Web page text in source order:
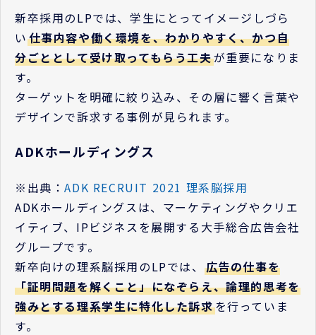
新卒採用のLPでは、学生にとってイメージしづら
い仕事内容や働く環境を、わかりやすく、かつ自
分ごととして受け取ってもらう工夫が重要になりま
す。
ターゲットを明確に絞り込み、その層に響く言葉や
デザインで訴求する事例が見られます。
ADKホールディングス
※出典：ADK RECRUIT 2021 理系脳採用
ADKホールディングスは、マーケティングやクリエ
イティブ、IPビジネスを展開する大手総合広告会社
グループです。
新卒向けの理系脳採用のLPでは、 広告の仕事を
「証明問題を解くこと」になぞらえ、論理的思考を
強みとする理系学生に特化した訴求を行っていま
す。